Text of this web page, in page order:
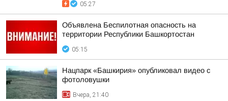
05:27
Объявлена Беспилотная опасность на
территории Республики Башкортостан
05:15
Нацпарк «Башкирия» опубликовал видео с
фотоловушки
Вчера, 21:40